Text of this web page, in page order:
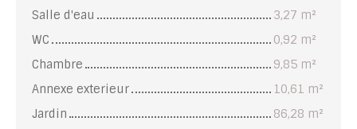
Salle d'eau
3,27 m²
WC
0,92 m²
Chambre
9,85 m²
Annexe exterieur
10,61 m²
Jardin
86,28 m²